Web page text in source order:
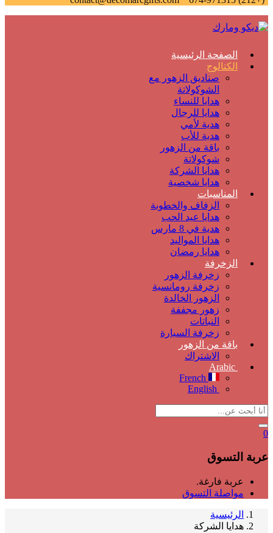
الصفحة الرئيسية
الكتالوج
صناديق الزهور مع
الشوكولاتة
هدايا للنساء
هدايا للرجال
هدية لأمي
هدية للأب
باقة من الزهور
شوكولاتة
هدايا الشركة
هدايا شخصية
المناسبات
الزفاف والخطوبة
هدايا عيد الحب
هدية في 8 مارس
هدايا المواليد
هدايا رمضان
الزخرفة
زخرفة الزهور
زخرفة رومانسية
الزهور الخالدة
زهور مجففة
النباتات
زخرفة السيارة
باقة من الزهور
الاشتراك
Arabic
French
English
0
عربة التسوق
عربة فارغة.
مواصلة التسوق
الرئيسية
هدايا الشركة